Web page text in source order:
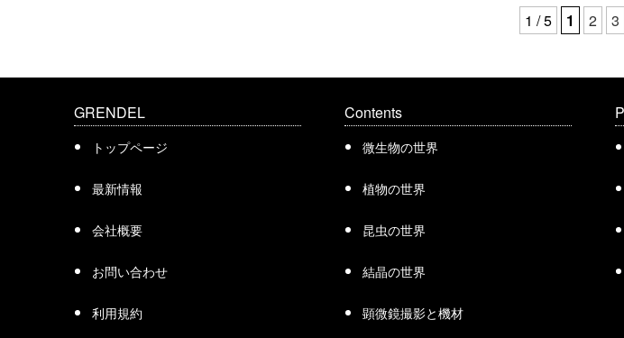
1 / 5 1 2 3
GRENDEL
トップページ
最新情報
会社概要
お問い合わせ
利用規約
Contents
微生物の世界
植物の世界
昆虫の世界
結晶の世界
顕微鏡撮影と機材